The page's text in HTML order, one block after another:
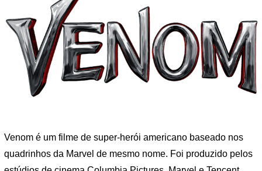
Venom é um filme de super-herói americano baseado nos
quadrinhos da Marvel de mesmo nome. Foi produzido pelos